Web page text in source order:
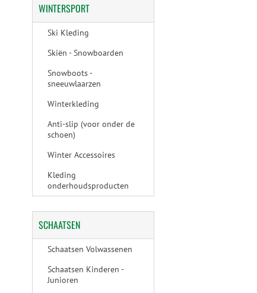
WINTERSPORT
Ski Kleding
Skiën - Snowboarden
Snowboots -
sneeuwlaarzen
Winterkleding
Anti-slip (voor onder de
schoen)
Winter Accessoires
Kleding
onderhoudsproducten
SCHAATSEN
Schaatsen Volwassenen
Schaatsen Kinderen -
Junioren